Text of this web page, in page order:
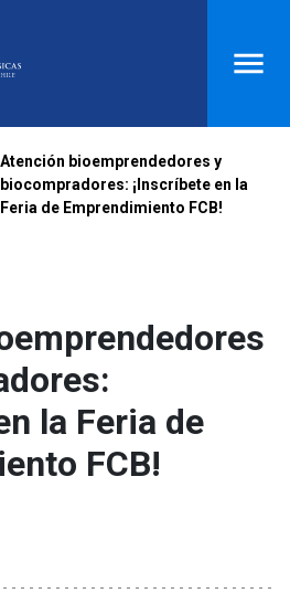
launch
Atención bioemprendedores y
biocompradores: ¡Inscríbete en la
Feria de Emprendimiento FCB!
la Feria de
FCB!